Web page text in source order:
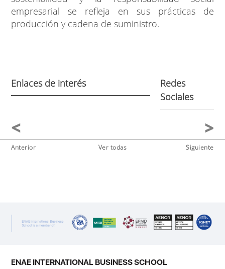
empresarial se refleja en sus prácticas de
producción y cadena de suministro.
Enlaces de interés
Redes
Sociales
Anterior Ver todas Siguiente
ENAE INTERNATIONAL BUSINESS SCHOOL